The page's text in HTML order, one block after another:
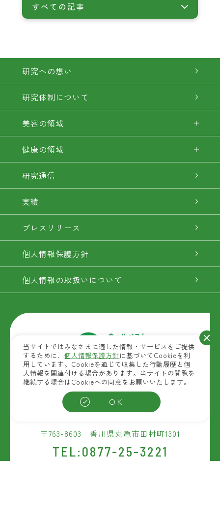
すべての記事
自然素材商品を扱う
ウェルベストの開発拠点
(富士産業研究開発センター)
〒763-8603 香川県丸亀市田村町1301
TEL:0877-25-3221
研究への想い
研究体制について
美容の領域
健康の領域
研究通信
実績
プレスリリース
個人情報保護方針
個人情報の取扱いについて
当サイトではみなさまに適した情報・サービスをご提供
するために、個人情報保護方針に基づいてCookieを利
用しています。Cookieを通じて収集した行動履歴と個
人情報を関連付ける場合があります。当サイトの閲覧を
継続する場合はCookieへの同意をお願いいたします。
OK